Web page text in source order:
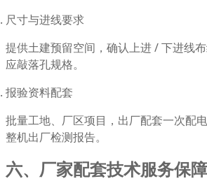
尺寸与进线要求
提供土建预留空间，确认上进 / 下进线
应敲落孔规格。
报验资料配套
批量工地、厂区项目，出厂配套一次配
整机出厂检测报告。
六、厂家配套技术服务保障